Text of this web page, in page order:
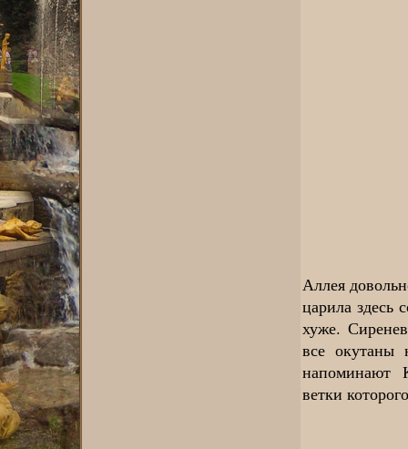
Аллея
царила здесь
хуже.
все окутаны
напоминают
ветки